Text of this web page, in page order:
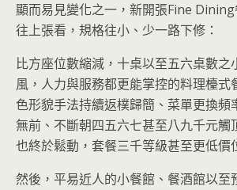
顯而易見變化之一，新開張Fine
往上張看，規格往小、少一路下修：
比方座位數縮減，十桌以至五六桌數之
風，人力與服務都更能掌控的料理檯式
色形貌手法持續返樸歸簡、菜單更換頻
無前、不斷朝四五六七甚至八九千元觸
也終於鬆動，套餐三千等級甚至更低價
然後，平易近人的小餐館、餐酒館以至